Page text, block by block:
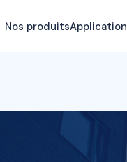
Nos produitsApplication